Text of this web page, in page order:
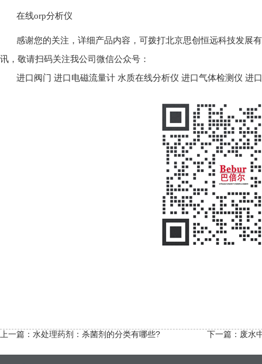
在线orp分析仪
感谢您的关注，详细产品内容，可拨打北京思创恒远科技发展
讯，敬请扫码关注我公司微信公众号：
进口阀门 进口电磁流量计 水质在线分析仪 进口气体检测仪 进
上一篇： 水处理药剂：杀菌剂的分类有哪些? 下一篇： 废水